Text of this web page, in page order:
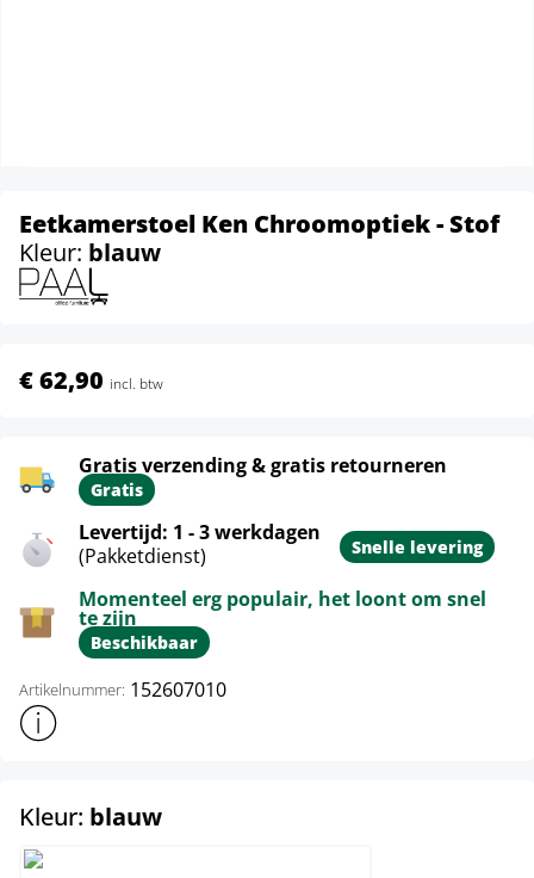
Eetkamerstoel Ken Chroomoptiek - Stof
Kleur: blauw
€ 62,90 incl. btw
Gratis verzending & gratis retourneren
Gratis
Levertijd: 1 - 3 werkdagen
(Pakketdienst)
Snelle levering
Momenteel erg populair, het loont om snel
te zijn
Beschikbaar
Artikelnummer: 152607010
Toon meer productinformatie
Kleur: blauwselect